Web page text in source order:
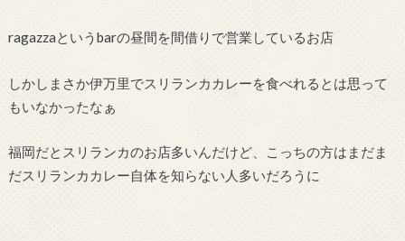
ragazzaというbarの昼間を間借りで営業しているお店
しかしまさか伊万里でスリランカカレーを食べれるとは思って
もいなかったなぁ
福岡だとスリランカのお店多いんだけど、こっちの方はまだま
だスリランカカレー自体を知らない人多いだろうに